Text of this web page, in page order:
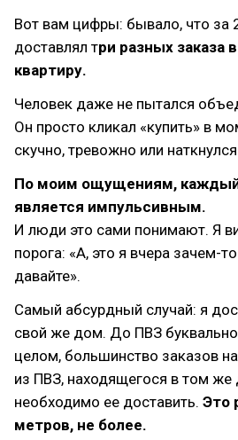
Вот вам цифры: бывало, что за
доставлял три разных заказа
квартиру.
Человек даже не пытался
Он просто кликал «купить» в
скучно, тревожно или
По моим ощущениям, каждый
является импульсивным.
И люди это сами понимают. Я
порога: «А, это я вчера зачем-
давайте».
Самый абсурдный случай: я
свой же дом. До ПВЗ
целом, большинство заказов
из ПВЗ, находящегося в том же
необходимо ее доставить. Это
метров, не более.